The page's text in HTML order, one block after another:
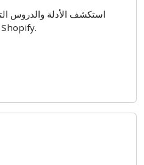
استكشف الأدلة والدروس
حول وحدة منع الاحتيال في Shopify.